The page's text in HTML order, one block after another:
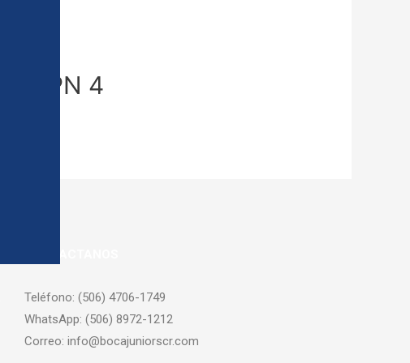
ESPN 4
Teléfono: (506) 4706-1749
WhatsApp: (506) 8972-1212
Correo: info@bocajuniorscr.com